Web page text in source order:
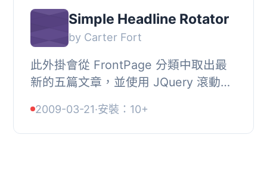
Simple Headline Rotator
by Carter Fort
此外掛會從 FrontPage 分類中取出最
新的五篇文章，並使用 JQuery 滾動軸
Swedberg 的 Scroll Up Headline
Reader 為基礎製作。...
2009-03-21·安裝：10+